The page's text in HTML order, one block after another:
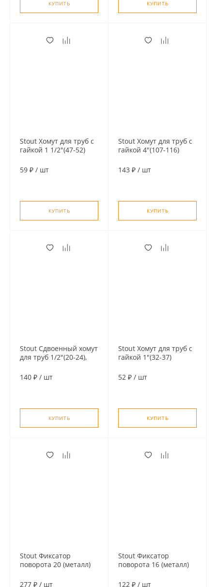
КУПИТЬ КУПИТЬ
Stout Хомут для труб с
гайкой 1 1/2"(47-52)
59 ₽ / шт
КУПИТЬ
Stout Хомут для труб с
гайкой 4"(107-116)
143 ₽ / шт
КУПИТЬ
Stout Сдвоенный хомут
для труб 1/2"(20-24),
хомут+шпилька шуруп
140 ₽ / шт
КУПИТЬ
Stout Хомут для труб с
гайкой 1"(32-37)
52 ₽ / шт
КУПИТЬ
Stout Фиксатор
поворота 20 (металл)
277 ₽ / шт
Stout Фиксатор
поворота 16 (металл)
122 ₽ / шт